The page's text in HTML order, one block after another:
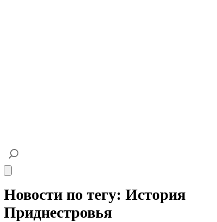
Новости по тегу: История
Приднестровья